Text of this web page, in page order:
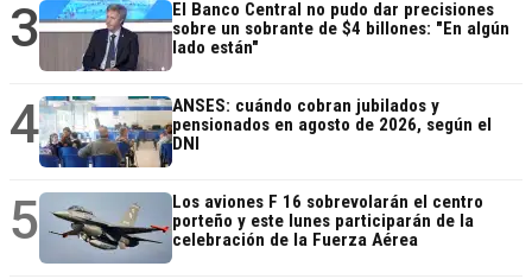
3
El Banco Central no pudo dar precisiones
sobre un sobrante de $4 billones: "En algún
lado están"
4
ANSES: cuándo cobran jubilados y
pensionados en agosto de 2026, según el
DNI
5
Los aviones F 16 sobrevolarán el centro
porteño y este lunes participarán de la
celebración de la Fuerza Aérea